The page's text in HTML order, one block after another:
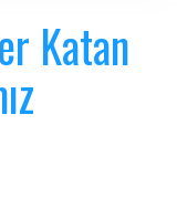
Katan